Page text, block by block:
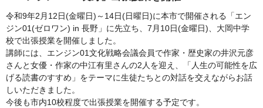
令和9年2月12日(金曜日)～14日(日曜日)に本市で開催される「エン
ジン01(ゼロワン) in 長野」に先立ち、7月10日(金曜日)、大岡中学
校で出張授業を開催しました。
講師には、エンジン01文化戦略会議会員で作家・歴史家の井沢元彦
さんと女優・作家の中江有里さんの2人を迎え、「人生の可能性を広
げる読書のすすめ」をテーマに生徒たちとの対話を交えながらお話
しいただきました。
今後も市内10校程度で出張授業を開催する予定です。